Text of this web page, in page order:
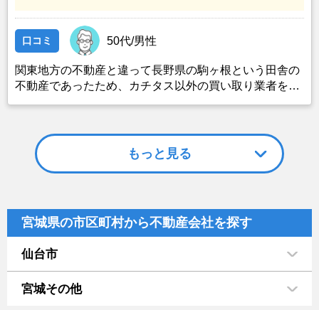
口コミ 50代/男性
関東地方の不動産と違って長野県の駒ヶ根という田舎の
不動産であったため、カチタス以外の買い取り業者をみ
も空き家の状態で不動産を残しておけないと考えて売却
を決めた。
もっと見る
宮城県の市区町村から不動産会社を探す
仙台市
宮城その他